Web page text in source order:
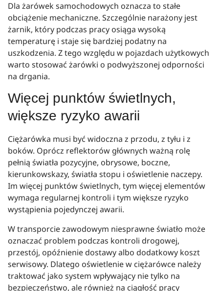
Dla żarówek samochodowych oznacza to stałe
obciążenie mechaniczne. Szczególnie narażony jest
żarnik, który podczas pracy osiąga wysoką
temperaturę i staje się bardziej podatny na
uszkodzenia. Z tego względu w pojazdach użytkowych
warto stosować żarówki o podwyższonej odporności
na drgania.
Więcej punktów świetlnych,
większe ryzyko awarii
Ciężarówka musi być widoczna z przodu, z tyłu i z
boków. Oprócz reflektorów głównych ważną rolę
pełnią światła pozycyjne, obrysowe, boczne,
kierunkowskazy, światła stopu i oświetlenie naczepy.
Im więcej punktów świetlnych, tym więcej elementów
wymaga regularnej kontroli i tym większe ryzyko
wystąpienia pojedynczej awarii.
W transporcie zawodowym niesprawne światło może
oznaczać problem podczas kontroli drogowej,
przestój, opóźnienie dostawy albo dodatkowy koszt
serwisowy. Dlatego oświetlenie w ciężarówce należy
traktować jako system wpływający nie tylko na
bezpieczeństwo, ale również na ciągłość pracy